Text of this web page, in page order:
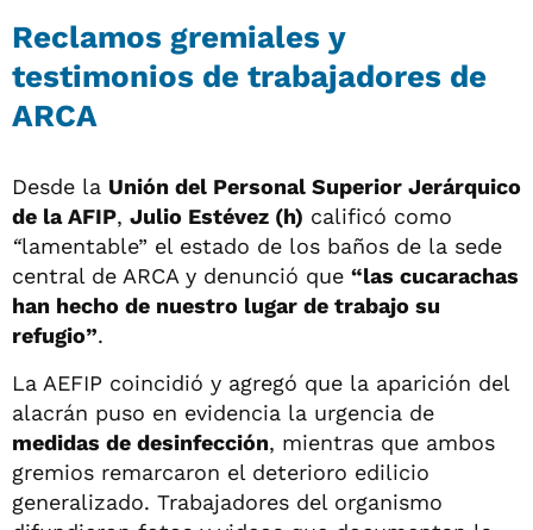
Reclamos gremiales y
testimonios de trabajadores de
ARCA
Desde la Unión del Personal Superior Jerárquico
de la AFIP, Julio Estévez (h) calificó como
“lamentable” el estado de los baños de la sede
central de ARCA y denunció que “las cucarachas
han hecho de nuestro lugar de trabajo su
refugio”.
La AEFIP coincidió y agregó que la aparición del
alacrán puso en evidencia la urgencia de
medidas de desinfección, mientras que ambos
gremios remarcaron el deterioro edilicio
generalizado. Trabajadores del organismo